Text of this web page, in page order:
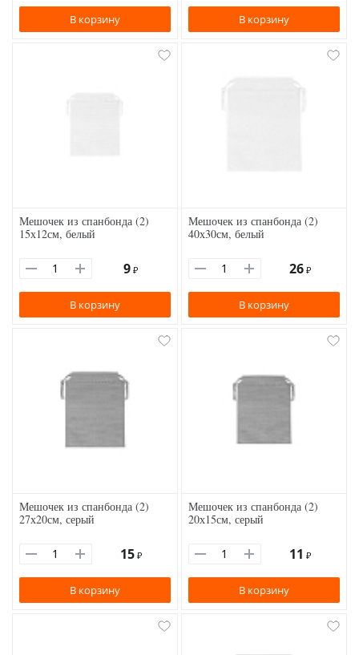
В корзину В корзину
Мешочек из спанбонда (2)
15х12см, белый
9 ₽
В корзину
Мешочек из спанбонда (2)
40х30см, белый
26 ₽
В корзину
Мешочек из спанбонда (2)
27х20см, серый
15 ₽
В корзину
Мешочек из спанбонда (2)
20х15см, серый
11 ₽
В корзину